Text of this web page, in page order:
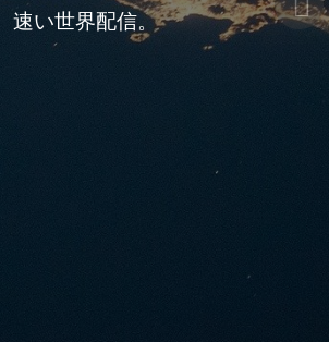
速い世界配信。
環境に優れました